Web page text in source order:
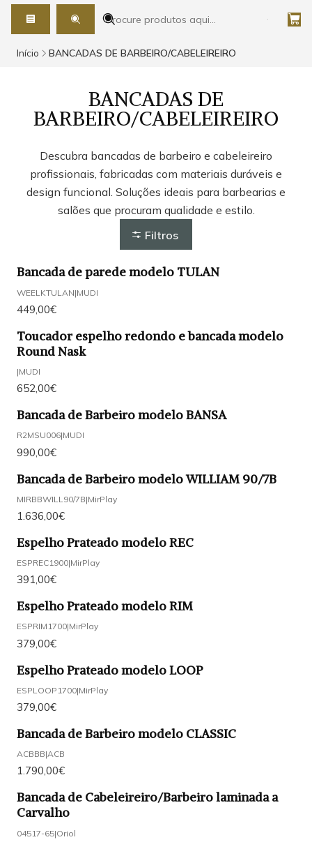
Início BANCADAS DE BARBEIRO/CABELEIREIRO
BANCADAS DE
BARBEIRO/CABELEIREIRO
Descubra bancadas de barbeiro e cabeleireiro
profissionais, fabricadas com materiais duráveis e
design funcional. Soluções ideais para barbearias e
salões que procuram qualidade e estilo.
Filtros
Bancada de parede modelo TULAN
WEELKTULAN|MUDI
449,00€
Toucador espelho redondo e bancada modelo
Round Nask
|MUDI
652,00€
Bancada de Barbeiro modelo BANSA
R2MSU006|MUDI
990,00€
Bancada de Barbeiro modelo WILLIAM 90/7B
MIRBBWILL90/7B|MirPlay
1.636,00€
Espelho Prateado modelo REC
ESPREC1900|MirPlay
391,00€
Espelho Prateado modelo RIM
ESPRIM1700|MirPlay
379,00€
Espelho Prateado modelo LOOP
ESPLOOP1700|MirPlay
379,00€
Bancada de Barbeiro modelo CLASSIC
ACBBB|ACB
1.790,00€
Bancada de Cabeleireiro/Barbeiro laminada a
Carvalho
04517-65|Oriol